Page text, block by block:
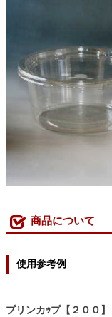
商品について
使用参考例
プリンカｯプ【２００】